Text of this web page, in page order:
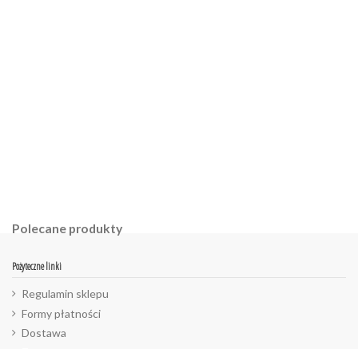
Polecane produkty
Pożyteczne linki
Regulamin sklepu
Formy płatności
Dostawa